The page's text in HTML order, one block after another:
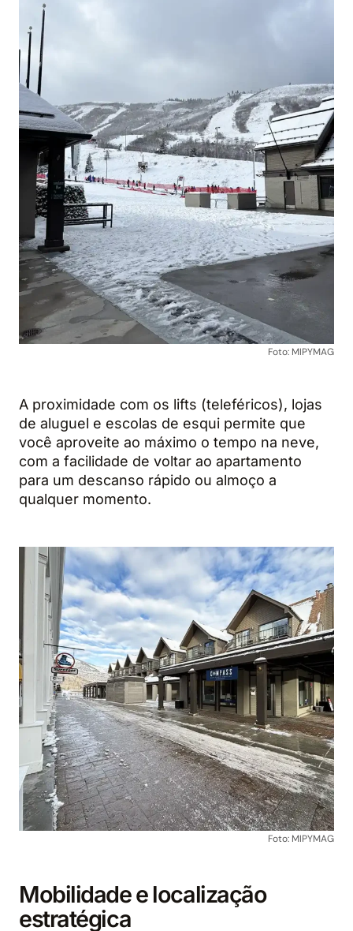
Foto: MIPYMAG
A proximidade com os lifts (teleféricos), lojas
de aluguel e escolas de esqui permite que
você aproveite ao máximo o tempo na neve,
com a facilidade de voltar ao apartamento
para um descanso rápido ou almoço a
qualquer momento.
Foto: MIPYMAG
Mobilidade e localização
estratégica